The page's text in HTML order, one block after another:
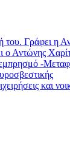
του. Γράφει η
ο Αντώνης
-
και